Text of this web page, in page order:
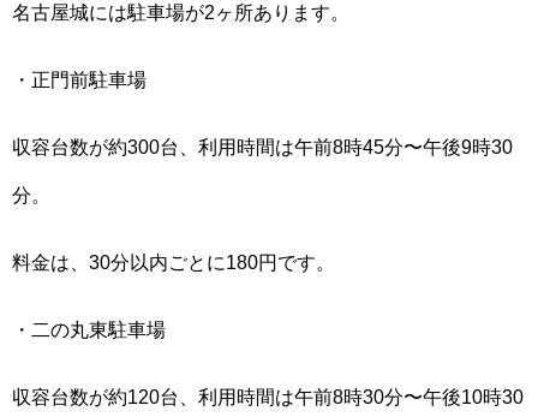
名古屋城には駐車場が2ヶ所あります。
・正門前駐車場
収容台数が約300台、利用時間は午前8時45分〜午後9時30
分。
料金は、30分以内ごとに180円です。
・二の丸東駐車場
収容台数が約120台、利用時間は午前8時30分〜午後10時30